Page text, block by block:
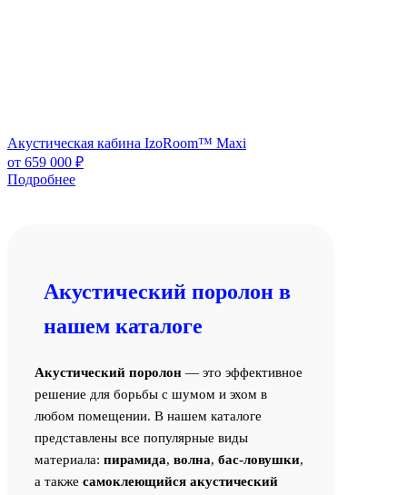
Акустическая кабина IzoRoom™ Maxi
от 659 000 ₽
Подробнее
Акустический поролон в
нашем каталоге
Акустический поролон — это эффективное
решение для борьбы с шумом и эхом в
любом помещении. В нашем каталоге
представлены все популярные виды
материала: пирамида, волна, бас-ловушки,
а также самоклеющийся акустический